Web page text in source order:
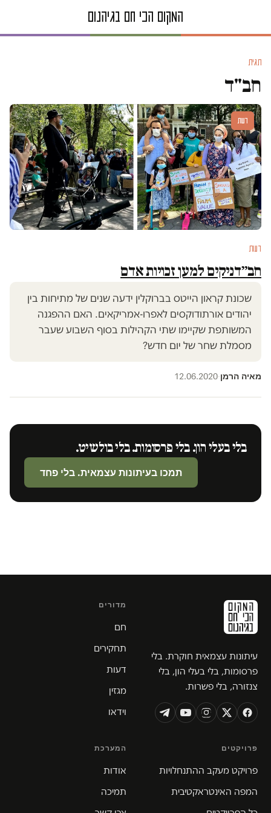
תגית
חב"ד
דעות
דעות
חב״דניקים למען זכויות אדם
שכונת קראון הייטס בברוקלין ידעה שנים של מתיחות בין
יהודים אורתודוקסים לאפרו-אמריקאים. האם ההפגנה
המשותפת שקיימו שתי הקהילות בסוף השבוע שעבר
מסמלת שחר של יום חדש?
מאיה הרמן·
12.06.2020
בלי בעלי הון. בלי פרסומות. בלי בולשיט.
תמכו בעיתונות עצמאית. בלי פחד
עיתונות עצמאית חוקרת. בלי
פרסומות, בלי בעלי הון, בלי
צנזורה, בלי פשרות.
מדורים
חם
תחקירים
דעות
מגזין
וידאו
פרויקטים
פרויקט מעקב ההתנחלויות
המפה האינטראקטיבית
המערכת
אודות
תמיכה